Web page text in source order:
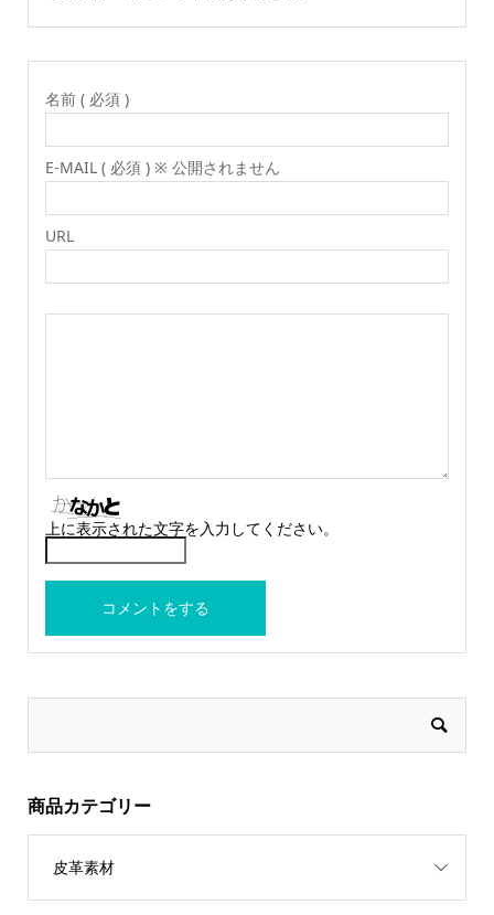
名前 ( 必須 )
E-MAIL ( 必須 ) ※ 公開されません
URL
上に表示された文字を入力してください。
商品カテゴリー
皮革素材